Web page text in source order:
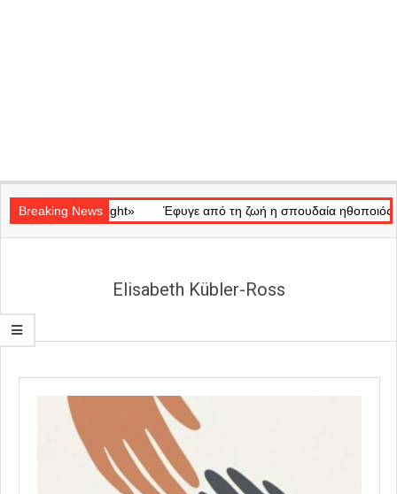
Navigation
Menu
Breaking News
«Ray of Light» Έφυγε από τη ζωή η σπουδαία ηθοποιός Μάρω
Elisabeth Kübler-Ross